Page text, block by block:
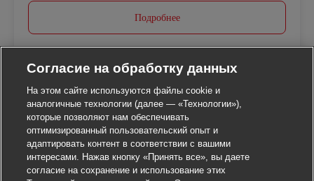
Подробнее
Согласие на обработку данных
На этом сайте используются файлы cookie и
аналогичные технологии (далее — «Технологии»),
которые позволяют нам обеспечивать
оптимизированный пользовательский опыт и
адаптировать контент в соответствии с вашими
интересами. Нажав кнопку «Принять все», вы даете
согласие на сохранение и использование этих